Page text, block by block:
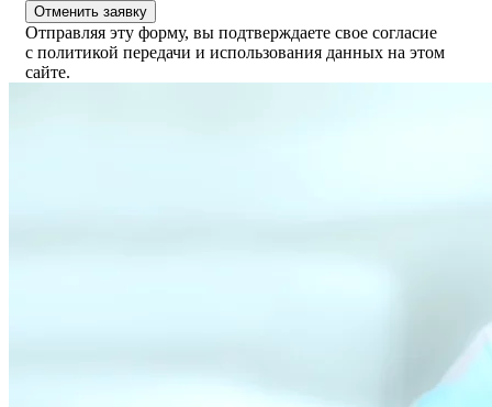
Отменить заявку
Отправляя эту форму, вы подтверждаете свое согласие
с политикой передачи и использования данных на этом
сайте.